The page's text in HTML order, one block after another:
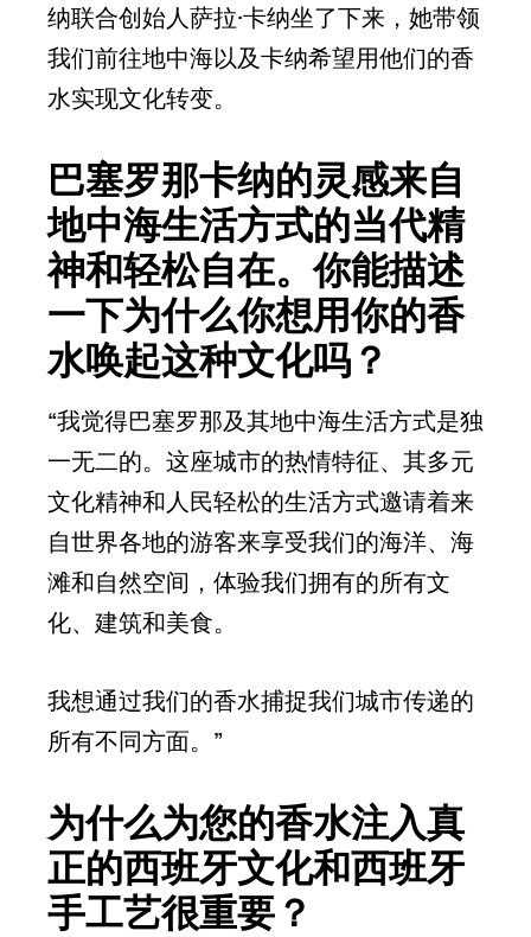
纳联合创始人萨拉·卡纳坐了下来，她带领
我们前往地中海以及卡纳希望用他们的香
水实现文化转变。
巴塞罗那卡纳的灵感来自
地中海生活方式的当代精
神和轻松自在。你能描述
一下为什么你想用你的香
水唤起这种文化吗？
“我觉得巴塞罗那及其地中海生活方式是独
一无二的。这座城市的热情特征、其多元
文化精神和人民轻松的生活方式邀请着来
自世界各地的游客来享受我们的海洋、海
滩和自然空间，体验我们拥有的所有文
化、建筑和美食。
我想通过我们的香水捕捉我们城市传递的
所有不同方面。”
为什么为您的香水注入真
正的西班牙文化和西班牙
手工艺很重要？